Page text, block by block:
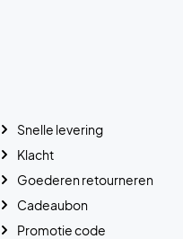
Snelle levering
Klacht
Goederen retourneren
Cadeaubon
Promotie code